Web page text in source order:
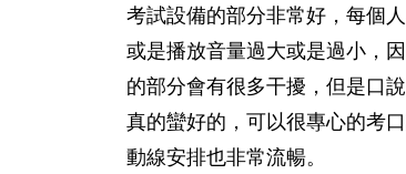
考試設備的部分非常好，每個
或是播放音量過大或是過小，
的部分會有很多干擾，但是口
真的蠻好的，可以很專心的考
動線安排也非常流暢。